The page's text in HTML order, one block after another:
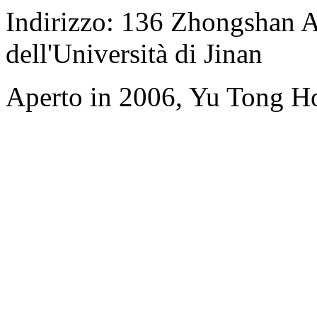
Indirizzo: 136 Zhongshan
dell'Università di Jinan
Aperto in 2006, Yu Tong